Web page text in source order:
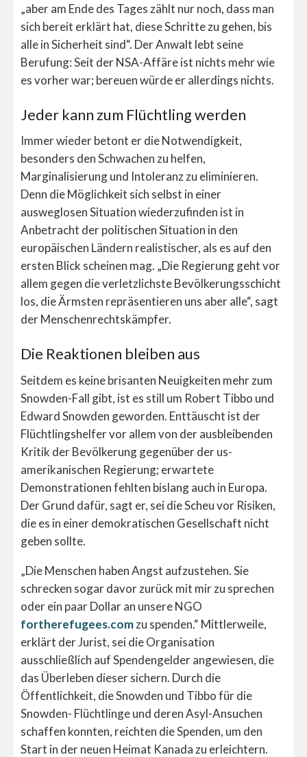
„aber am Ende des Tages zählt nur noch, dass man
sich bereit erklärt hat, diese Schritte zu gehen, bis
alle in Sicherheit sind“. Der Anwalt lebt seine
Berufung: Seit der NSA-Affäre ist nichts mehr wie
es vorher war; bereuen würde er allerdings nichts.
Jeder kann zum Flüchtling werden
Immer wieder betont er die Notwendigkeit,
besonders den Schwachen zu helfen,
Marginalisierung und Intoleranz zu eliminieren.
Denn die Möglichkeit sich selbst in einer
ausweglosen Situation wiederzufinden ist in
Anbetracht der politischen Situation in den
europäischen Ländern realistischer, als es auf den
ersten Blick scheinen mag. „Die Regierung geht vor
allem gegen die verletzlichste Bevölkerungsschicht
los, die Ärmsten repräsentieren uns aber alle“, sagt
der Menschenrechtskämpfer.
Die Reaktionen bleiben aus
Seitdem es keine brisanten Neuigkeiten mehr zum
Snowden-Fall gibt, ist es still um Robert Tibbo und
Edward Snowden geworden. Enttäuscht ist der
Flüchtlingshelfer vor allem von der ausbleibenden
Kritik der Bevölkerung gegenüber der us-
amerikanischen Regierung; erwartete
Demonstrationen fehlten bislang auch in Europa.
Der Grund dafür, sagt er, sei die Scheu vor Risiken,
die es in einer demokratischen Gesellschaft nicht
geben sollte.
„Die Menschen haben Angst aufzustehen. Sie
schrecken sogar davor zurück mit mir zu sprechen
oder ein paar Dollar an unsere NGO
fortherefugees.comzu spenden.“ Mittlerweile,
erklärt der Jurist, sei die Organisation
ausschließlich auf Spendengelder angewiesen, die
das Überleben dieser sichern. Durch die
Öffentlichkeit, die Snowden und Tibbo für die
Snowden- Flüchtlinge und deren Asyl-Ansuchen
schaffen konnten, reichten die Spenden, um den
Start in der neuen Heimat Kanada zu erleichtern.